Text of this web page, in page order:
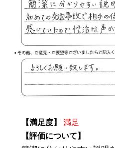
【満足度】
満足
【評価について】